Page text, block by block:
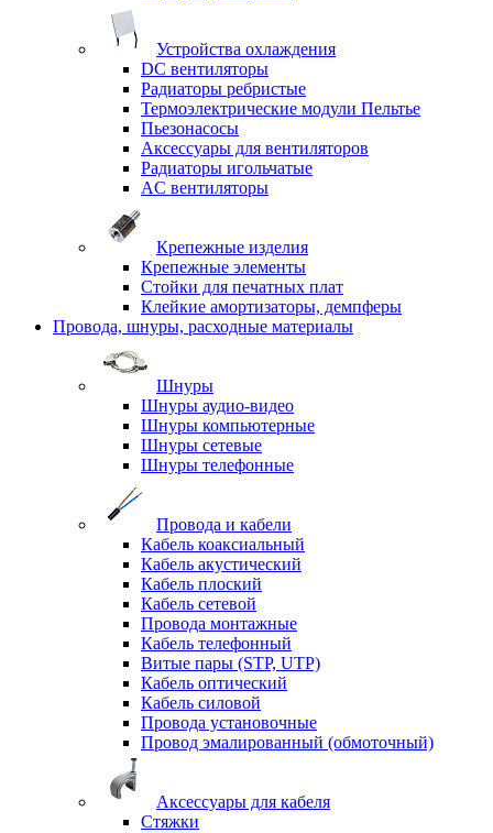
Устройства охлаждения
DC вентиляторы
Радиаторы ребристые
Термоэлектрические модули Пельтье
Пьезонасосы
Аксессуары для вентиляторов
Радиаторы игольчатые
AC вентиляторы
Крепежные изделия
Крепежные элементы
Стойки для печатных плат
Клейкие амортизаторы, демпферы
Провода, шнуры, расходные материалы
Шнуры
Шнуры аудио-видео
Шнуры компьютерные
Шнуры сетевые
Шнуры телефонные
Провода и кабели
Кабель коаксиальный
Кабель акустический
Кабель плоский
Кабель сетевой
Провода монтажные
Кабель телефонный
Витые пары (STP, UTP)
Кабель оптический
Кабель силовой
Провода установочные
Провод эмалированный (обмоточный)
Аксессуары для кабеля
Стяжки